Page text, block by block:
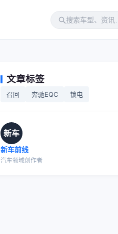
文章标签
召回 奔驰EQC 锁电
新车
新车前线
汽车领域创作者